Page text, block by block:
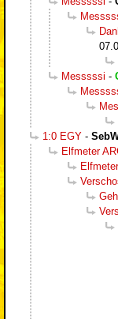
Messsssi -
1:0 EGY -
Elfmeter